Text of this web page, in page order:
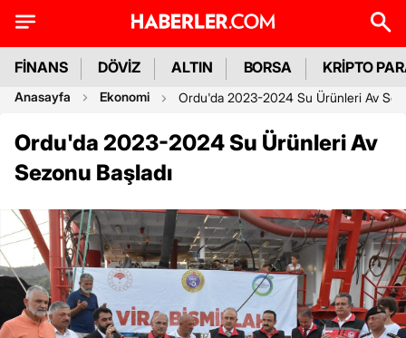
FİNANS DÖVİZ ALTIN BORSA KRİPTO
Anasayfa Ekonomi Ordu'da 2023-2024 Su Ürünleri Av
Ordu'da 2023-2024 Su Ürünleri Av
Sezonu Başladı